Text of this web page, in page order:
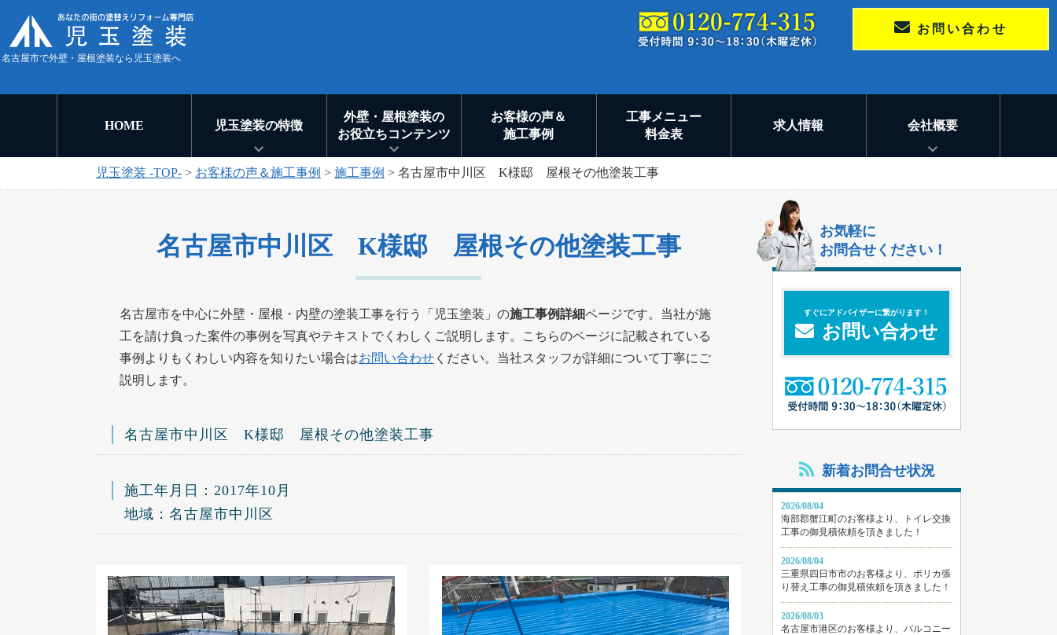
名古屋市で外壁・屋根塗装なら児玉塗装へ
お問い合わせ
HOME 児玉塗装の特徴
外壁・屋根塗装の
お役立ちコンテンツ
お客様の声＆
施工事例
工事メニュー
料金表
求人情報 会社概要
児玉塗装 -TOP- > お客様の声＆施工事例 > 施工事例 > 名古屋市中川区 K様邸 屋根その他塗装工事
名古屋市中川区 K様邸 屋根その他塗装工事
名古屋市を中心に外壁・屋根・内壁の塗装工事を行う「児玉塗装」の施工事例詳細ページです。当社が施
工を請け負った案件の事例を写真やテキストでくわしくご説明します。こちらのページに記載されている
事例よりもくわしい内容を知りたい場合はお問い合わせ ください。当社スタッフが詳細について丁寧にご
説明します。
名古屋市中川区 K様邸 屋根その他塗装工事
施工年月日：2017年10月
地域：名古屋市中川区
お気軽に
お問合せください！
すぐにアドバイザーに繋がります！
お問い合わせ
新着お問合せ状況
2026/08/04
海部郡蟹江町のお客様より、トイレ交換
工事の御見積依頼を頂きました！
2026/08/04
三重県四日市市のお客様より、ポリカ張
り替え工事の御見積依頼を頂きました！
2026/08/03
名古屋市港区のお客様より、バルコニー